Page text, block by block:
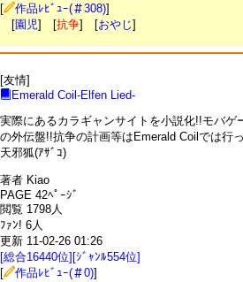
[
作品ﾚﾋﾞｭｰ(＃308)]
[園児] [抗争] [おやじ]
[友情]
Emerald Coil-Elfen Lied-
実際にあるカラギャンサイトを小説化!!モバゲ
の外伝盤!!抗争の計画等はEmerald Coilでは行
天邪狐(ｱｻﾞｺ)
著者 Kiao
PAGE 42ﾍﾟｰｼﾞ
閲覧 1798人
ﾌｧﾝ! 6人
更新 11-02-26 01:26
[総合16440位][ｼﾞｬﾝﾙ554位]
[
作品ﾚﾋﾞｭｰ(＃0)]